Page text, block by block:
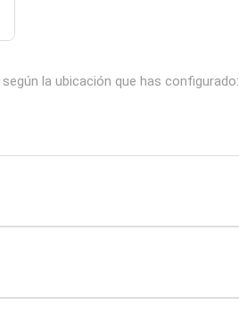
la ubicación que has configurado: